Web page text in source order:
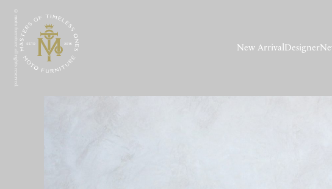
© moto furniture all rights reserved. New Arrival Designer